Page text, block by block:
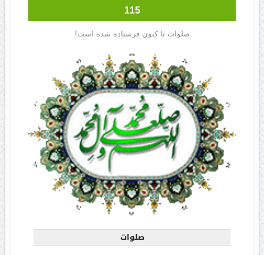
115
صلوات تا کنون فرستاده شده است!
صلوات